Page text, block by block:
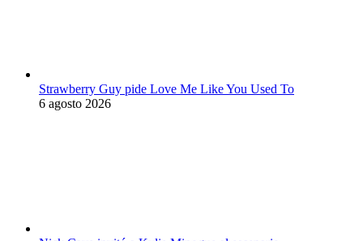
Strawberry Guy pide Love Me Like You Used To
6 agosto 2026